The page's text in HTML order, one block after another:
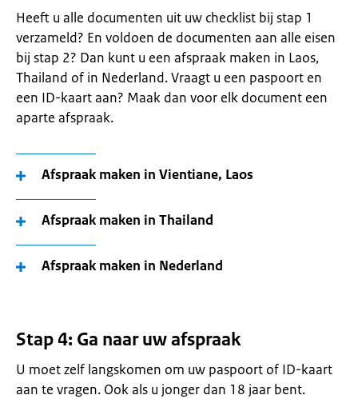
Heeft u alle documenten uit uw checklist bij stap 1
verzameld? En voldoen de documenten aan alle eisen
bij stap 2? Dan kunt u een afspraak maken in Laos,
Thailand of in Nederland. Vraagt u een paspoort en
een ID-kaart aan? Maak dan voor elk document een
aparte afspraak.
Afspraak maken in Vientiane, Laos
Afspraak maken in Thailand
Afspraak maken in Nederland
Stap 4: Ga naar uw afspraak
U moet zelf langskomen om uw paspoort of ID-kaart
aan te vragen. Ook als u jonger dan 18 jaar bent.